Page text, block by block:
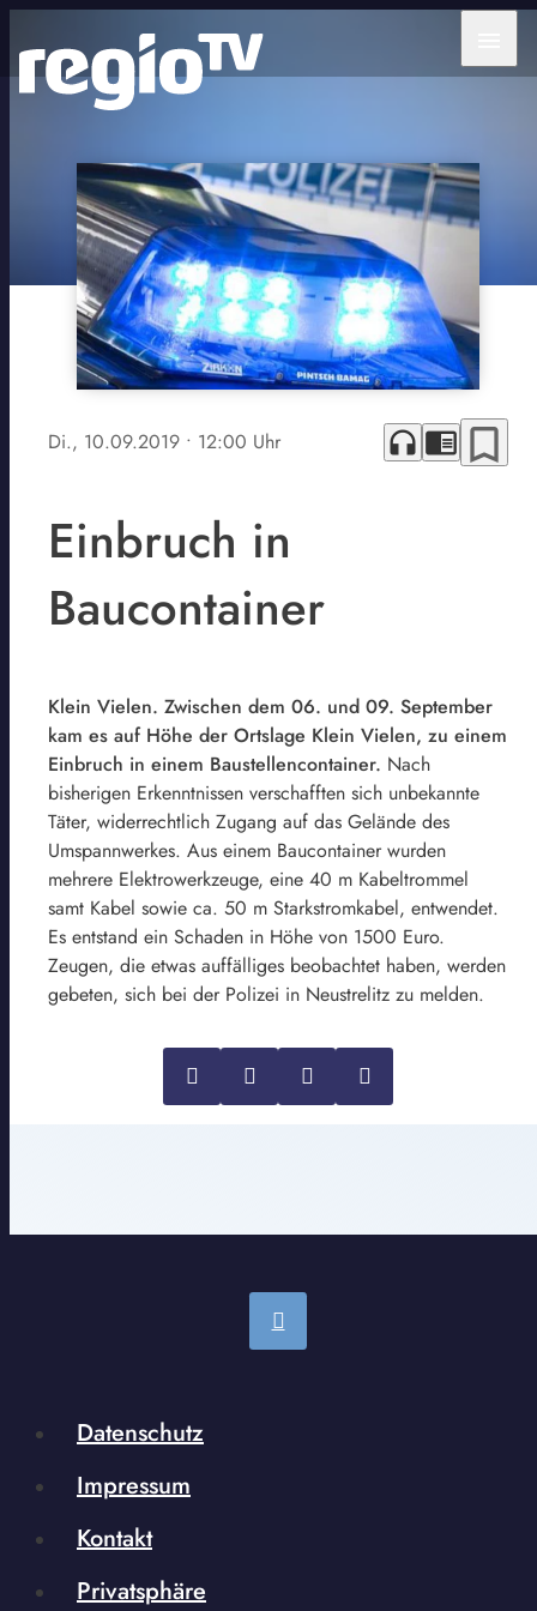
Di., 10.09.2019 • 12:00 Uhr headphones chrome_reader_mode bookmark_border
Einbruch in
Baucontainer
Klein Vielen. Zwischen dem 06. und 09. September
kam es auf Höhe der Ortslage Klein Vielen, zu einem
Einbruch in einem Baustellencontainer. Nach
bisherigen Erkenntnissen verschafften sich unbekannte
Täter, widerrechtlich Zugang auf das Gelände des
Umspannwerkes. Aus einem Baucontainer wurden
mehrere Elektrowerkzeuge, eine 40 m Kabeltrommel
samt Kabel sowie ca. 50 m Starkstromkabel, entwendet.
Es entstand ein Schaden in Höhe von 1500 Euro.
Zeugen, die etwas auffälliges beobachtet haben, werden
gebeten, sich bei der Polizei in Neustrelitz zu melden.
Datenschutz
Impressum
Kontakt
Privatsphäre